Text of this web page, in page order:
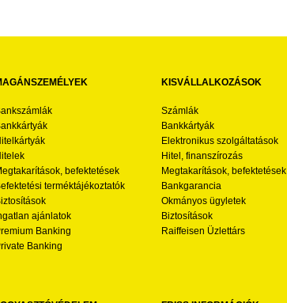
befektetések
terméktájékoztatók
ajánlatok
Banking
Banking
KISVÁLLALKOZÁSOK
Számlák
Bankkártyák
Elektronikus szolgáltatások
Hitel, finanszírozás
Megtakarítások, befektetések
Bankgarancia
Okmányos ügyletek
Biztosítások
Raiffeisen Üzlettárs